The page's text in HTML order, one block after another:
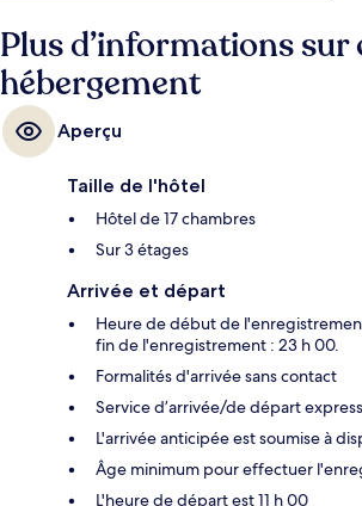
Plus d’informations sur
hébergement
Aperçu
Taille de l'hôtel
Hôtel de 17 chambres
Sur 3 étages
Arrivée et départ
Heure de début de
fin de l'enregistrement : 23 h 00.
Formalités d'arrivée sans contact
Service d’arrivée/de départ express
L'arrivée anticipée est soumise à
Âge minimum pour effectuer
L'heure de départ est 11 h 00